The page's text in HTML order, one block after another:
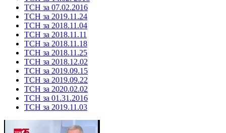
ТСН за 07.02.2016
ТСН за 2019.11.24
ТСН за 2018.11.04
ТСН за 2018.11.11
ТСН за 2018.11.18
ТСН за 2018.11.25
ТСН за 2018.12.02
ТСН за 2019.09.15
ТСН за 2019.09.22
ТСН за 2020.02.02
ТСН за 01.31.2016
ТСН за 2019.11.03